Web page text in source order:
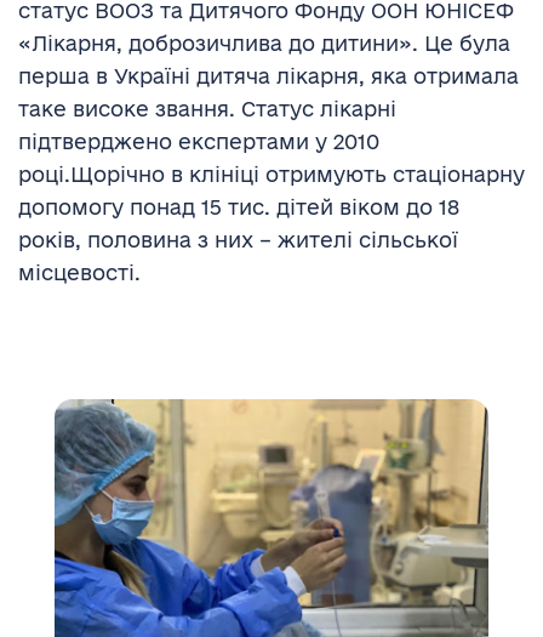
статус ВООЗ та Дитячого Фонду ООН ЮНІСЕФ
«Лікарня, доброзичлива до дитини». Це була
перша в Україні дитяча лікарня, яка отримала
таке високе звання. Статус лікарні
підтверджено експертами у 2010
році.Щорічно в клініці отримують стаціонарну
допомогу понад 15 тис. дітей віком до 18
років, половина з них – жителі сільської
місцевості.